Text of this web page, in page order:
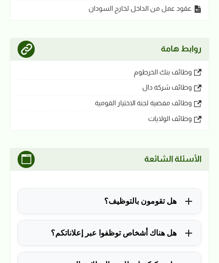
عقود عمل من الداخل لخارج السودان
روابط هامة
وظائف بنك الخرطوم
وظائف شركة دال
وظائف مفضية لجنة الاختيار القومية
وظائف الولايات
الأسئلة الشائعة
هل تقومون بالتوظيف؟
للأسف لا، في الوقت الحالي نقوم فقط بنشر الوظائف
المتاحة.هل هناك أشخاص توظفوا عبر إعلاناتكم؟
نعم ولله الحمد، منذ التأسيس في 2018 نشرنا آلاف